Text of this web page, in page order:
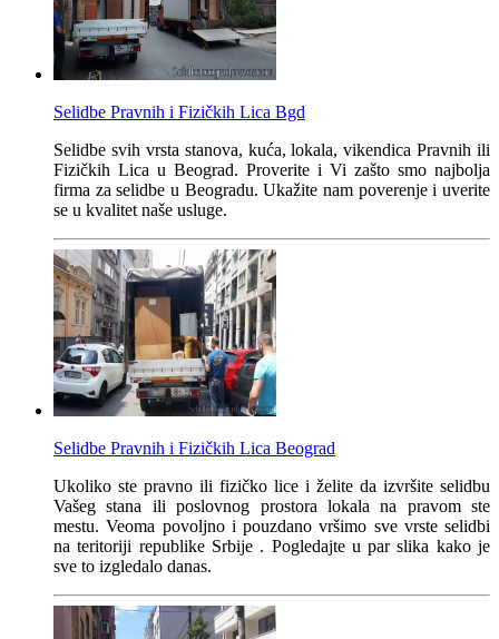
Selidbe Pravnih i Fizičkih Lica Bgd
Selidbe svih vrsta stanova, kuća, lokala, vikendica Pravnih ili
Fizičkih Lica u Beograd. Proverite i Vi zašto smo najbolja
firma za selidbe u Beogradu. Ukažite nam poverenje i uverite
se u kvalitet naše usluge.
Selidbe Pravnih i Fizičkih Lica Beograd
Ukoliko ste pravno ili fizičko lice i želite da izvršite selidbu
Vašeg stana ili poslovnog prostora lokala na pravom ste
mestu. Veoma povoljno i pouzdano vršimo sve vrste selidbi
na teritoriji republike Srbije . Pogledajte u par slika kako je
sve to izgledalo danas.